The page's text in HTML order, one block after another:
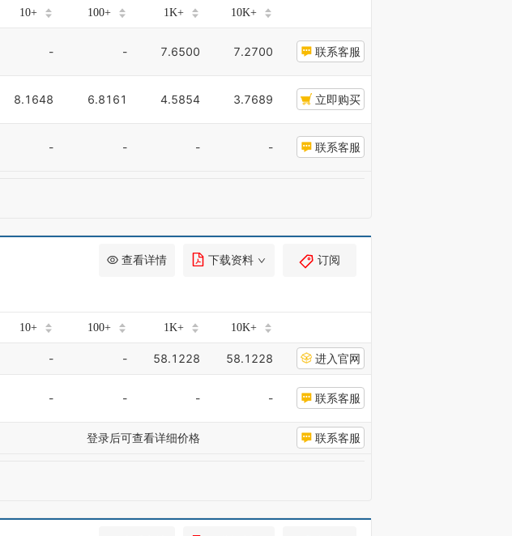
10+ 100+ 1K+ 10K+
- - 7.6500 7.2700 联系客服
8.1648 6.8161 4.5854 3.7689 立即购买
- - - - 联系客服
查看详情 下载资料 订阅
10+ 100+ 1K+ 10K+
- - 58.1228 58.1228 进入官网
- - - - 联系客服
登录后可查看详细价格 联系客服